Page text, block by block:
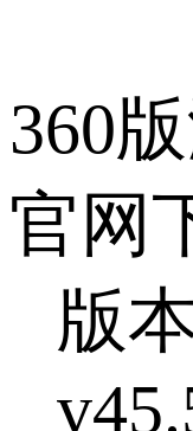
360
官网
版